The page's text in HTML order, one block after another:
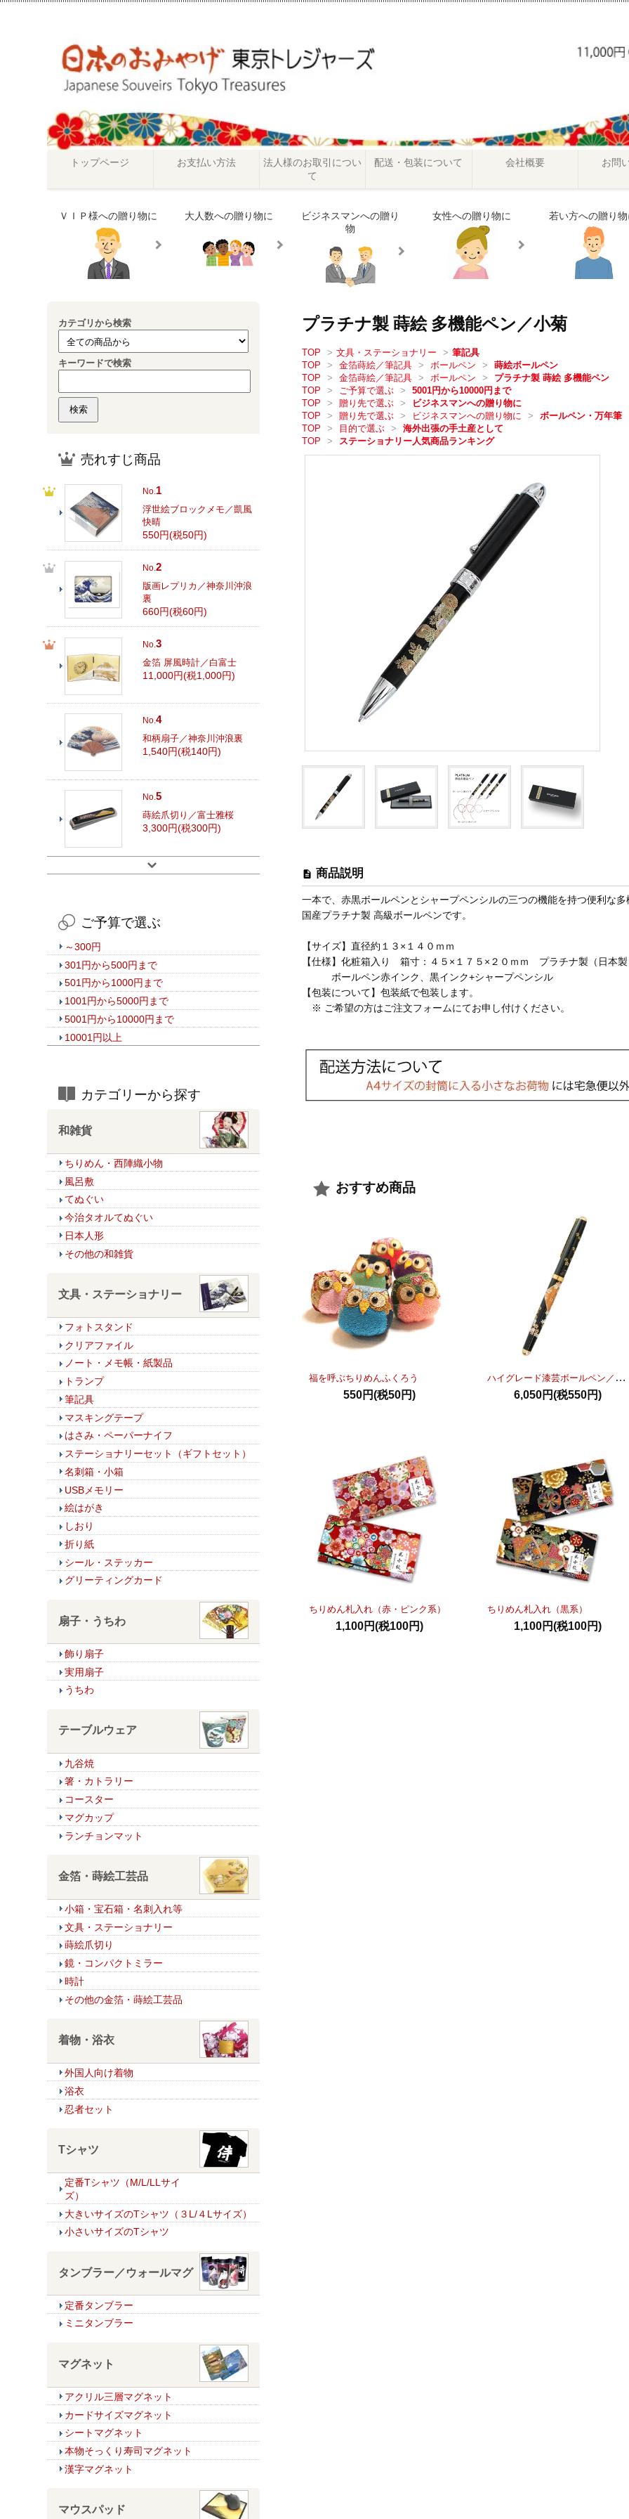
トップページ お支払い方法
法人様のお取引につい
て
配送・包装について 会社概要 お問
ＶＩＰ様への贈り物に 大人数への贈り物に
ビジネスマンへの贈り
物
女性への贈り物に 若い方への贈り
プラチナ製 蒔絵 多機能ペン／小菊
TOP > 文具・ステーショナリー > 筆記具
TOP
> 金箔蒔絵／筆記具 > ボールペン >
蒔絵ボールペン
TOP
> 金箔蒔絵／筆記具 > ボールペン >
プラチナ製 蒔絵 多機能ペン
TOP
> ご予算で選ぶ >
5001円から10000円まで
TOP
> 贈り先で選ぶ >
ビジネスマンへの贈り物に
TOP
> 贈り先で選ぶ > ビジネスマンへの贈り物に >
ボールペン・万年筆
TOP
> 目的で選ぶ >
海外出張の手土産として
TOP
> ステーショナリー人気商品ランキング
商品説明
一本で、赤黒ボールペンとシャープペンシルの三つの機能を持つ便利な
国産プラチナ製 高級ボールペンです。
【サイズ】直径約１３×１４０ｍｍ
【仕様】化粧箱入り 箱寸：４５×１７５×２０ｍｍ プラチナ製（日本
ボールペン赤インク、黒インク+シャープペンシル
【包装について】包装紙で包装します。
※ ご希望の方はご注文フォームにてお申し付けください。
おすすめ商品
福を呼ぶちりめんふくろう
550円(税50円)
ハイグレード漆芸ボールペン／富士桜
6,050円(税550円)
ちりめん札入れ（赤・ピンク系）
1,100円(税100円)
ちりめん札入れ（黒系）
1,100円(税100円)
カテゴリから検索
キーワードで検索
売れすじ商品
No. 1
浮世絵ブロックメモ／凱風
快晴
550円(税50円)
No. 2
版画レプリカ／神奈川沖浪
裏
660円(税60円)
No. 3
金箔 屏風時計／白富士
11,000円(税1,000円)
No.4
和柄扇子／神奈川沖浪裏
1,540円(税140円)
No.5
蒔絵爪切り／富士雅桜
3,300円(税300円)
ご予算で選ぶ
～300円
301円から500円まで
501円から1000円まで
1001円から5000円まで
5001円から10000円まで
10001円以上
カテゴリーから探す
和雑貨
ちりめん・西陣織小物
風呂敷
てぬぐい
今治タオルてぬぐい
日本人形
その他の和雑貨
文具・ステーショナリー
フォトスタンド
クリアファイル
ノート・メモ帳・紙製品
トランプ
筆記具
マスキングテープ
はさみ・ペーパーナイフ
ステーショナリーセット（ギフトセット）
名刺箱・小箱
USBメモリー
絵はがき
しおり
折り紙
シール・ステッカー
グリーティングカード
扇子・うちわ
飾り扇子
実用扇子
うちわ
テーブルウェア
九谷焼
箸・カトラリー
コースター
マグカップ
ランチョンマット
金箔・蒔絵工芸品
小箱・宝石箱・名刺入れ等
文具・ステーショナリー
蒔絵爪切り
鏡・コンパクトミラー
時計
その他の金箔・蒔絵工芸品
着物・浴衣
外国人向け着物
浴衣
忍者セット
Tシャツ
定番Tシャツ（M/L/LLサイ
ズ）
大きいサイズのTシャツ（３L/４Lサイズ）
小さいサイズのTシャツ
タンブラー／ウォールマグ
定番タンブラー
ミニタンブラー
マグネット
アクリル三層マグネット
カードサイズマグネット
シートマグネット
本物そっくり寿司マグネット
漢字マグネット
マウスパッド